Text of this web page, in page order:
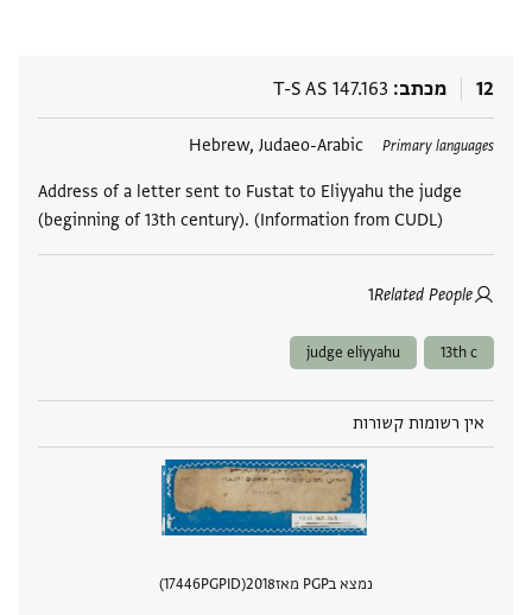
12 מכתב T-S AS 147.163
Primary languages
Hebrew, Judaeo-Arabic
Address of a letter sent to Fustat to Eliyyahu the judge
(beginning of 13th century). (Information from CUDL)
Related People
1
תגים
13th c
judge eliyyahu
אין רשומות קשורות
נמצא בPGP מאז 2018
PGPID
17446